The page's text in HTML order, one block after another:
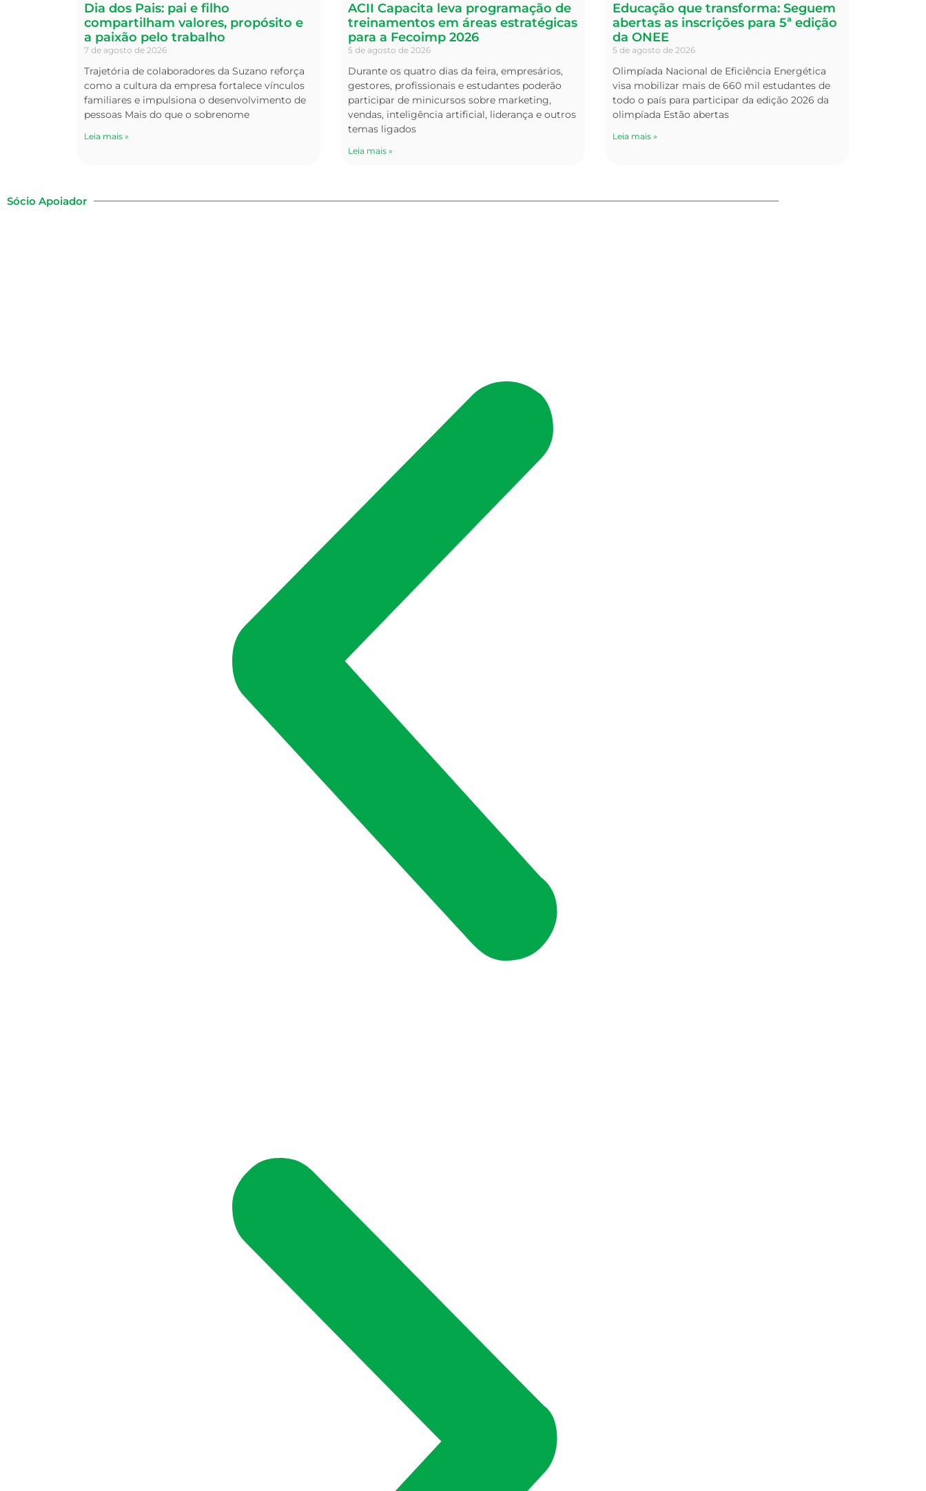
Dia dos Pais: pai e filho
compartilham valores, propósito e
a paixão pelo trabalho
7 de agosto de 2026
Trajetória de colaboradores da Suzano reforça
como a cultura da empresa fortalece vínculos
familiares e impulsiona o desenvolvimento de
pessoas Mais do que o sobrenome
Leia mais »
ACII Capacita leva programação de
treinamentos em áreas estratégicas
para a Fecoimp 2026
5 de agosto de 2026
Durante os quatro dias da feira, empresários,
gestores, profissionais e estudantes poderão
participar de minicursos sobre marketing,
vendas, inteligência artificial, liderança e outros
temas ligados
Leia mais »
Educação que transforma: Seguem
abertas as inscrições para 5ª edição
da ONEE
5 de agosto de 2026
Olimpíada Nacional de Eficiência Energética
visa mobilizar mais de 660 mil estudantes de
todo o país para participar da edição 2026 da
olimpíada Estão abertas
Leia mais »
Sócio Apoiador